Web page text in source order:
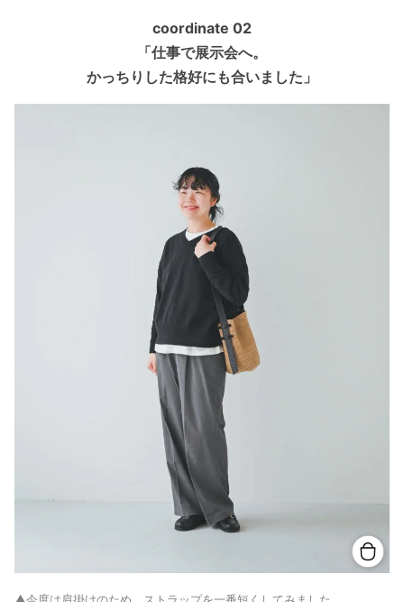
coordinate 02
「仕事で展示会へ。
かっちりした格好にも合いました」